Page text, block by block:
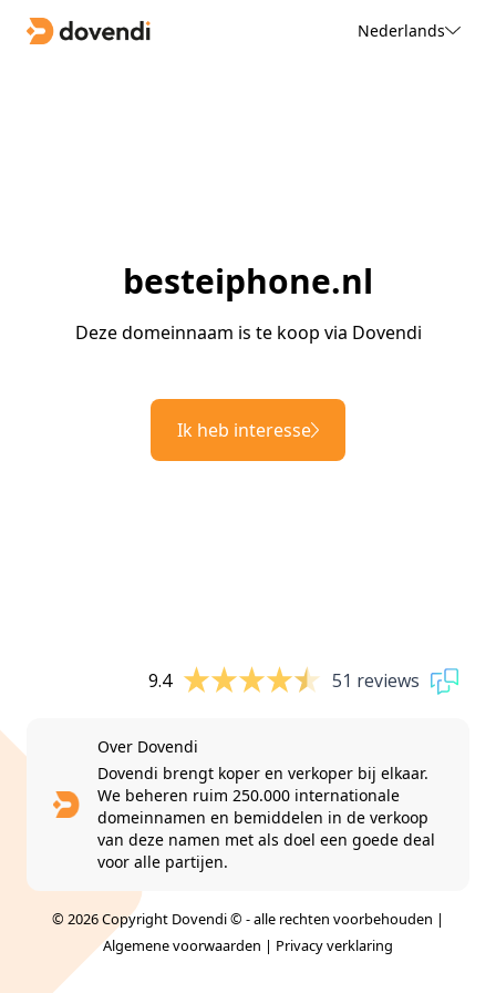
Nederlands
besteiphone.nl
Deze domeinnaam is te koop via Dovendi
Ik heb interesse
9.4 51 reviews
Over Dovendi
Dovendi brengt koper en verkoper bij elkaar.
We beheren ruim 250.000 internationale
domeinnamen en bemiddelen in de verkoop
van deze namen met als doel een goede deal
voor alle partijen.
© 2026 Copyright Dovendi © - alle rechten voorbehouden |
Algemene voorwaarden | Privacy verklaring